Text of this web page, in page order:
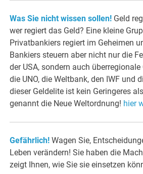
Was Sie nicht wissen sollen! Geld
wer regiert das Geld? Eine kleine
Privatbankiers regiert im Geheimen
Bankiers steuern aber nicht nur die
der USA, sondern auch
die UNO, die Weltbank, den IWF und
dieser Geldelite ist kein Geringeres
genannt die Neue Weltordnung! hier
Gefährlich! Wagen Sie,
Leben verändern! Sie haben die
zeigt Ihnen, wie Sie sie einsetzen